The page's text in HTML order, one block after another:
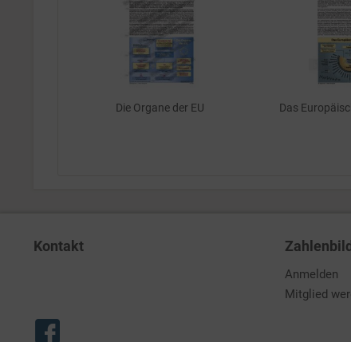
Die Organe der EU Das
Kontakt
Anmelden
Mitglied